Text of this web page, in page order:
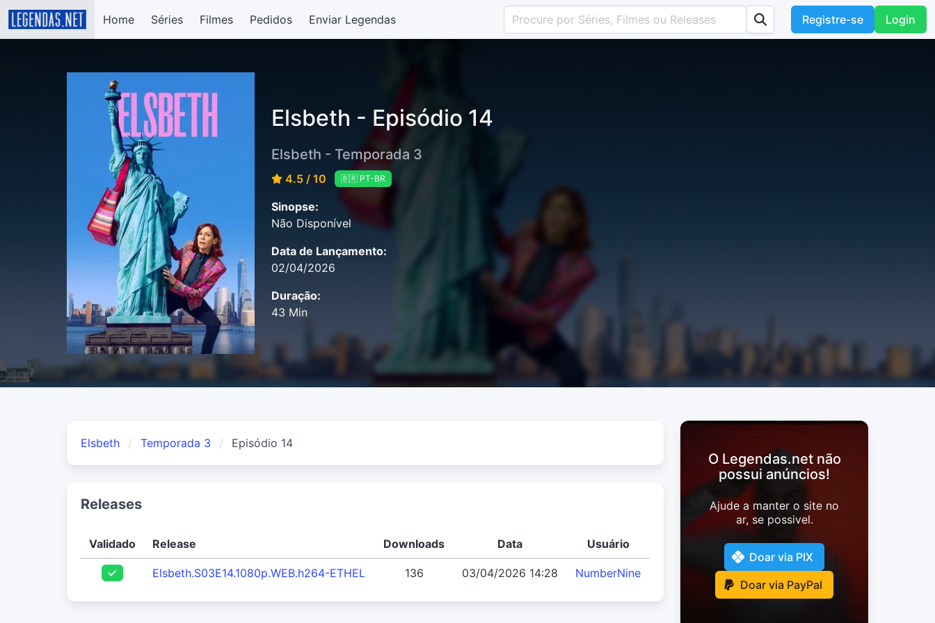
Home Séries Filmes Pedidos Enviar Legendas Registre-se Login
Elsbeth - Episódio 14
Elsbeth - Temporada 3
4.5 / 10 🇧🇷 PT-BR
Sinopse:
Não Disponível
Data de Lançamento:
02/04/2026
Duração:
43 Min
Elsbeth Temporada 3 Episódio 14
Releases
Validado Release Downloads Data Usuário
Elsbeth.S03E14.1080p.WEB.h264-ETHEL 136 03/04/2026 14:28 NumberNine
O Legendas.net não
possui anúncios!
Ajude a manter o site no
ar, se possivel.
Doar via PIX
Doar via PayPal